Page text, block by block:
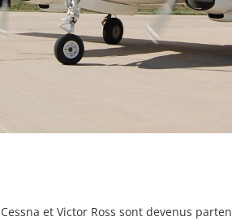
et Victor Ross sont devenus